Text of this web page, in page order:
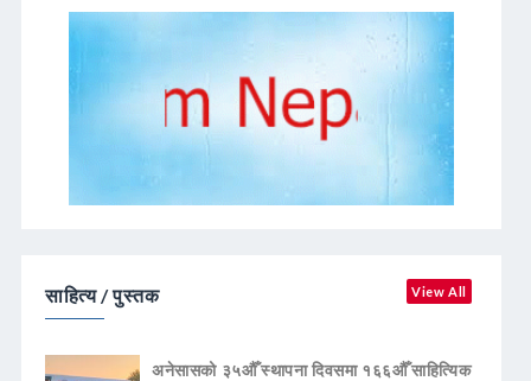
साहित्य / पुस्तक View All
अनेसासको ३५औँ स्थापना दिवसमा १६६औँ साहित्यिक